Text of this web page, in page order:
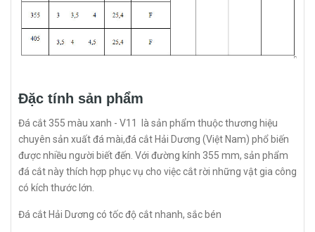
Đặc tính sản phẩm
Đá cắt 355 màu xanh - V11 là sản phẩm thuộc thương hiệu
chuyên sản xuất đá mài,đá cắt Hải Dương (Việt Nam) phổ biến
được nhiều người biết đến. Với đường kính 355 mm, sản phẩm
đá cắt này thích hợp phục vụ cho việc cắt rời những vật gia công
có kích thước lớn.
Đá cắt Hải Dương có tốc độ cắt nhanh, sắc bén